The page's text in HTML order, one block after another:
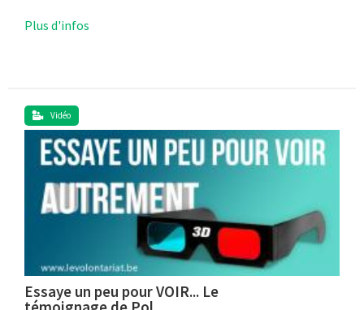
Plus d'infos
Vidéo
Essaye un peu pour VOIR... Le